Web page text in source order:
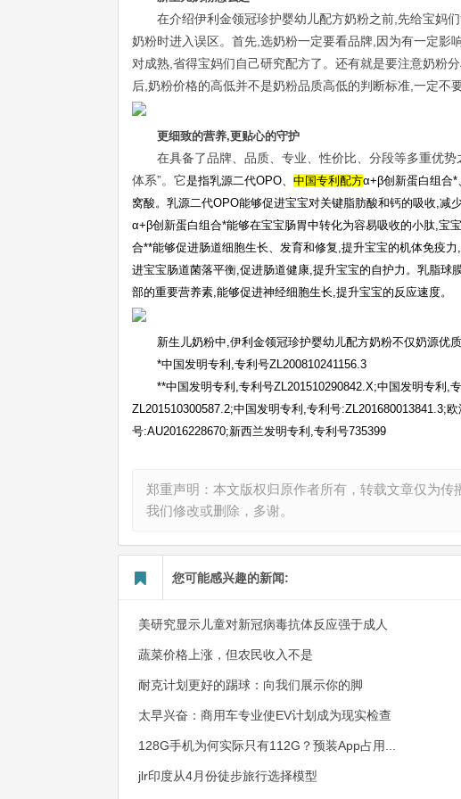
在介绍伊利金领冠珍护婴幼儿配方奶粉之前,先给宝妈
奶粉时进入误区。首先,选奶粉一定要看品牌,因为有一定影
对成熟,省得宝妈们自己研究配方了。还有就是要注意奶粉
后,奶粉价格的高低并不是奶粉品质高低的判断标准,一定不
更细致的营养,更贴心的守护
在具备了品牌、品质、专业、性价比、分段等多重优
体系”。它是指乳源二代OPO、 中国专利配方α+β创新蛋白组合
窝酸。乳源二代OPO能够促进宝宝对关键脂肪酸和钙的吸收,减
α+β创新蛋白组合*能够在宝宝肠胃中转化为容易吸收的小肽,宝
合**能够促进肠道细胞生长、发育和修复,提升宝宝的机体免疫力
进宝宝肠道菌落平衡,促进肠道健康,提升宝宝的自护力。乳脂
部的重要营养素,能够促进神经细胞生长,提升宝宝的反应速度。
新生儿奶粉中,伊利金领冠珍护婴幼儿配方奶粉不仅奶源优
*中国发明专利,专利号ZL200810241156.3
**中国发明专利,专利号ZL201510290842.X;中国发明专利,
ZL201510300587.2;中国发明专利,专利号:ZL201680013841.3;
号:AU2016228670;新西兰发明专利 ,专利号735399
郑重声明：本文版权归原作者所有，转载文章仅为
我们修改或删除，多谢。
您可能感兴趣的新闻:
美研究显示儿童对新冠病毒抗体反应强于成人
蔬菜价格上涨，但农民收入不是
耐克计划更好的踢球：向我们展示你的脚
太早兴奋：商用车专业使EV计划成为现实检查
128G手机为何实际只有112G？预装App占用...
jlr印度从4月份徒步旅行选择模型